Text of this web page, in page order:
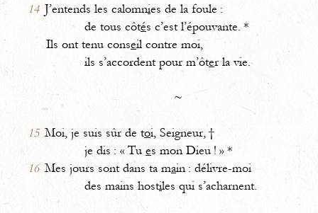
14 J’entends les calomnies de la foule :
de tous côtés c’est l’épouvante. *
Ils ont tenu conseil contre moi,
ils s’accordent pour m’ôter la vie.
~
15 Moi, je suis sûr de toi, Seigneur, †
je dis : « Tu es mon Dieu ! » *
16 Mes jours sont dans ta main : délivre-moi
des mains hostiles qui s’acharnent.